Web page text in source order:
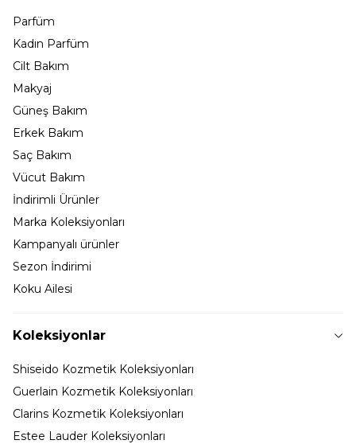
Parfüm
Kadın Parfüm
Cilt Bakım
Makyaj
Güneş Bakım
Erkek Bakım
Saç Bakım
Vücut Bakım
İndirimli Ürünler
Marka Koleksiyonları
Kampanyalı ürünler
Sezon İndirimi
Koku Ailesi
Koleksiyonlar
Shiseido Kozmetik Koleksiyonları
Guerlain Kozmetik Koleksiyonları
Clarins Kozmetik Koleksiyonları
Estee Lauder Koleksiyonları